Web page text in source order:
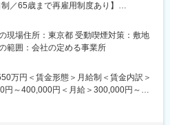
職への打診も可能性としてはございま
まで幅広い年齢層が揃っている当社。
の空港内や滑走路でも社員間の意思の
／65歳まで再雇用制度あり】
お任せいたします。
KY活動の徹底
現場住所：東京都 受動喫煙対策：敷地
範囲：会社の定める事業所
万円＜賃金形態＞月給制＜賃金内訳＞
円～400,000円＜月給＞300,000円～